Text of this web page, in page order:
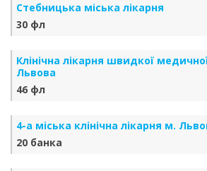
Стебницька міська лікарня
30 фл
Клінічна лікарня швидкої
Львова
46 фл
4-а міська клінічна лікарня м.
20 банка